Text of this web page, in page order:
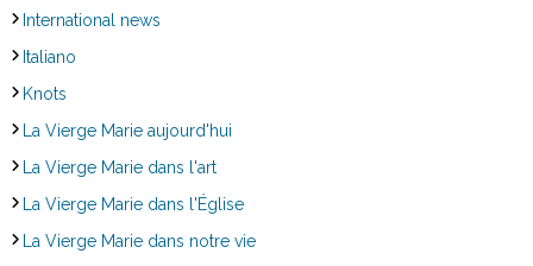
International news
Italiano
Knots
La Vierge Marie aujourd'hui
La Vierge Marie dans l'art
La Vierge Marie dans l'Église
La Vierge Marie dans notre vie